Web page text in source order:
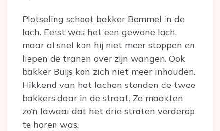
Plotseling schoot bakker Bommel in de
lach. Eerst was het een gewone lach,
maar al snel kon hij niet meer stoppen en
liepen de tranen over zijn wangen. Ook
bakker Buijs kon zich niet meer inhouden.
Hikkend van het lachen stonden de twee
bakkers daar in de straat. Ze maakten
zo’n lawaai dat het drie straten verderop
te horen was.